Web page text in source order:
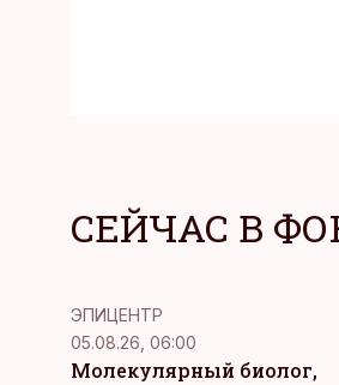
СЕЙЧАС В
ЭПИЦЕНТР
05.08.26, 06:00
Молекулярный биолог,